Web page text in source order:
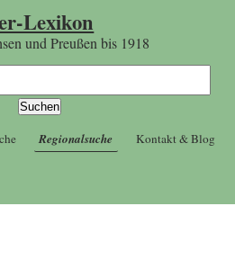
Lexikon
und Preußen bis 1918
Regionalsuche Kontakt & Blog